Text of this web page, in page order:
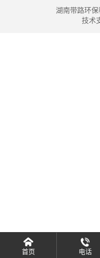
湖南带路环
技术
首页 电话